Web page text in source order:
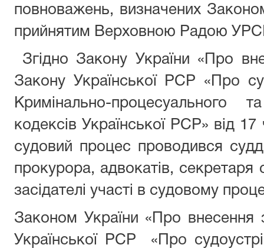
повноважень, визначених
прийнятим Верховною Радою
Згідно Закону України «Про
Закону Української РСР «Про
Кримінально-процесуального
кодексів Української РСР» від
судовий процес проводився
прокурора, адвокатів, секретаря
засідателі участі в судовому
Законом України «Про внесення
Української РСР «Про